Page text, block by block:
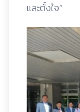
และตั้งใจ”